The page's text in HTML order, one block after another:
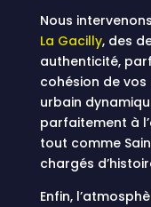
Nous
La Gacilly, des
authenticité,
cohésion de vos
urbain
parfaitement à
tout comme
chargés
Enfin,